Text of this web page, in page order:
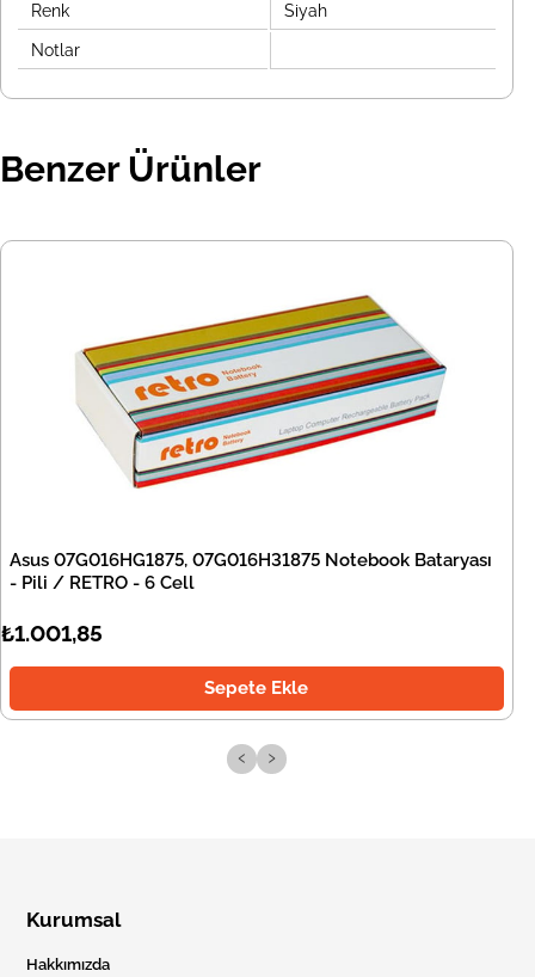
Renk Siyah
Notlar
Benzer Ürünler
Asus 07G016HG1875, 07G016H31875 Notebook Bataryası
- Pili / RETRO - 6 Cell
₺1.001,85
Sepete Ekle
‹ ›
Kurumsal
Hakkımızda